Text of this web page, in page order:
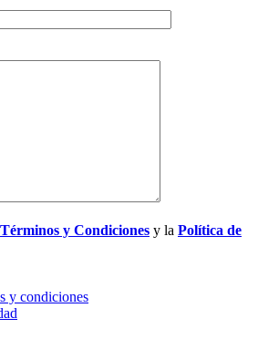
Términos y Condiciones y la Política de
y condiciones